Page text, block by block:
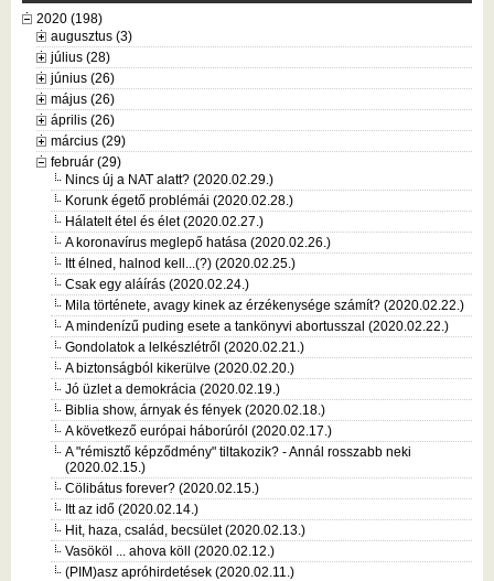
2020 (198)
augusztus (3)
július (28)
június (26)
május (26)
április (26)
március (29)
február (29)
Nincs új a NAT alatt? (2020.02.29.)
Korunk égető problémái (2020.02.28.)
Hálatelt étel és élet (2020.02.27.)
A koronavírus meglepő hatása (2020.02.26.)
Itt élned, halnod kell...(?) (2020.02.25.)
Csak egy aláírás (2020.02.24.)
Mila története, avagy kinek az érzékenysége számít? (2020.02.22.)
A mindenízű puding esete a tankönyvi abortusszal (2020.02.22.)
Gondolatok a lelkészlétről (2020.02.21.)
A biztonságból kikerülve (2020.02.20.)
Jó üzlet a demokrácia (2020.02.19.)
Biblia show, árnyak és fények (2020.02.18.)
A következő európai háborúról (2020.02.17.)
A "rémisztő képződmény" tiltakozik? - Annál rosszabb neki
(2020.02.15.)
Cölibátus forever? (2020.02.15.)
Itt az idő (2020.02.14.)
Hit, haza, család, becsület (2020.02.13.)
Vasököl ... ahova köll (2020.02.12.)
(PIM)asz apróhirdetések (2020.02.11.)